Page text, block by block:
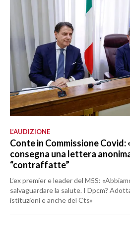
L’AUDIZIONE
Conte in Commissione Covid:
consegna una lettera
“contraffatte”
L’ex premier e leader del M5S:
salvaguardare la salute. I Dpcm?
istituzioni e anche del Cts»